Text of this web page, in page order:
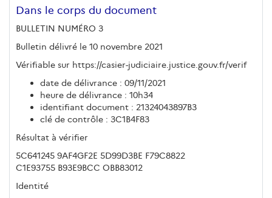
Dans le corps du document
BULLETIN NUMÉRO 3
Bulletin délivré le 10 novembre 2021
Vérifiable sur https://casier-judiciaire.justice.gouv.fr/verif
date de délivrance : 09/11/2021
heure de délivrance : 10h34
identifiant document : 21324043897B3
clé de contrôle : 3C1B4F83
Résultat à vérifier
5C641245 9AF4GF2E 5D99D3BE F79C8822
C1E93755 B93E9BCC OBB83012
Identité